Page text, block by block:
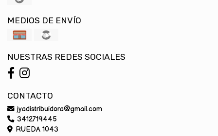
MEDIOS DE ENVÍO
NUESTRAS REDES SOCIALES
CONTACTO
jyadistribuidora@gmail.com
3412719445
RUEDA 1043